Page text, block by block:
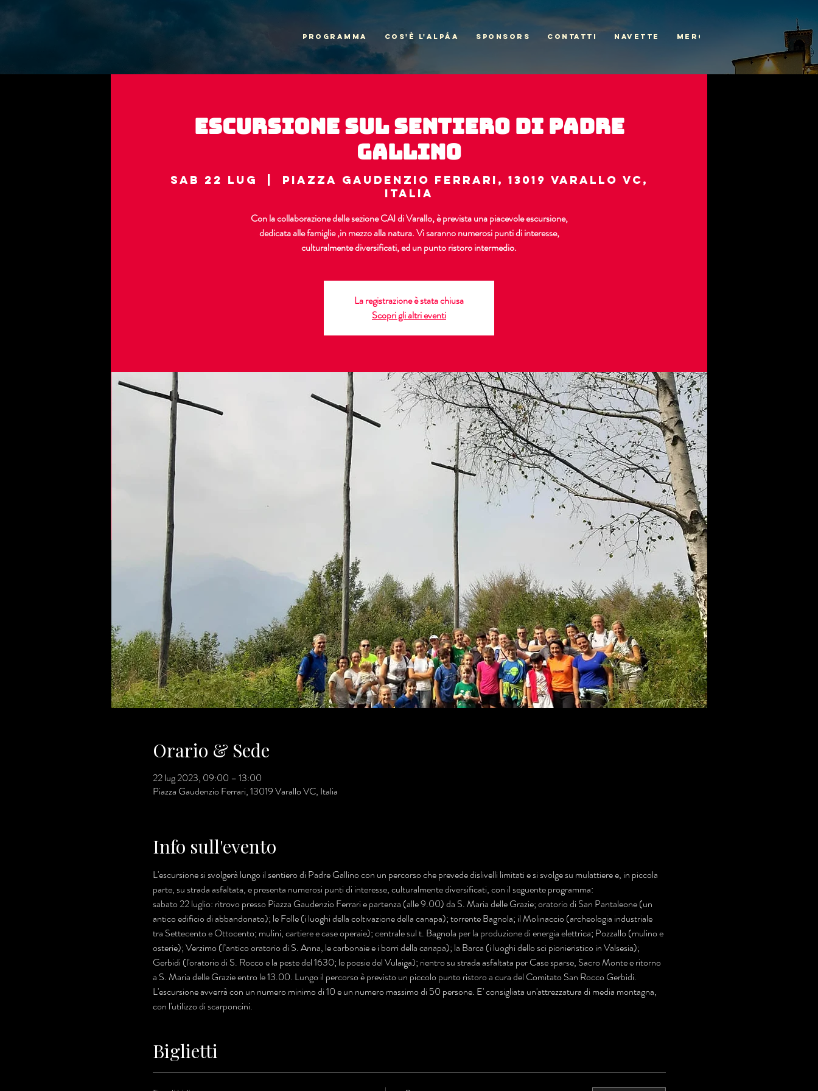
PROGRAMMA COS'È L'ALPÁA SPONSORS CONTATTI NAVETTE MERCH
Escursione sul sentiero di Padre
Gallino
sab 22 lug
Piazza Gaudenzio Ferrari, 13019 Varallo VC,
Italia
Con la collaborazione delle sezione CAI di Varallo, è prevista una piacevole escursione,
dedicata alle famiglie ,in mezzo alla natura. Vi saranno numerosi punti di interesse,
culturalmente diversificati, ed un punto ristoro intermedio.
La registrazione è stata chiusa
Scopri gli altri eventi
Orario & Sede
22 lug 2023, 09:00 – 13:00
Piazza Gaudenzio Ferrari, 13019 Varallo VC, Italia
Info sull'evento
L'escursione si svolgerà lungo il sentiero di Padre Gallino con un percorso che prevede dislivelli limitati e si svolge su mulattiere e, in piccola
parte, su strada asfaltata, e presenta numerosi punti di interesse, culturalmente diversificati, con il seguente programma:
sabato 22 luglio: ritrovo presso Piazza Gaudenzio Ferrari e partenza (alle 9.00) da S. Maria delle Grazie; oratorio di San Pantaleone (un
antico edificio di abbandonato); le Folle (i luoghi della coltivazione della canapa); torrente Bagnola; il Molinaccio (archeologia industriale
tra Settecento e Ottocento; mulini, cartiere e case operaie); centrale sul t. Bagnola per la produzione di energia elettrica; Pozzallo (mulino e
osterie); Verzimo (l’antico oratorio di S. Anna, le carbonaie e i borri della canapa); la Barca (i luoghi dello sci pionieristico in Valsesia);
Gerbidi (l'oratorio di S. Rocco e la peste del 1630; le poesie del Vulaiga); rientro su strada asfaltata per Case sparse, Sacro Monte e ritorno
a S. Maria delle Grazie entro le 13.00. Lungo il percorso è previsto un piccolo punto ristoro a cura del Comitato San Rocco Gerbidi.
L'escursione avverrà con un numero minimo di 10 e un numero massimo di 50 persone. E' consigliata un'attrezzatura di media montagna,
con l'utilizzo di scarponcini.
Biglietti